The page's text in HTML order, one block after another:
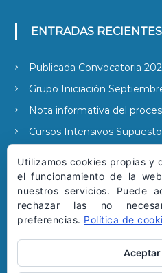
ENTRADAS RECIENTES
Publicada Convocatoria
Grupo Iniciación
Nota informativa del
Cursos Intensivos
SUSCRIBIRSE A
Utilizamos cookies propias y
el funcionamiento de la
nuestros servicios. Puede
rechazar las no
preferencias. Política de